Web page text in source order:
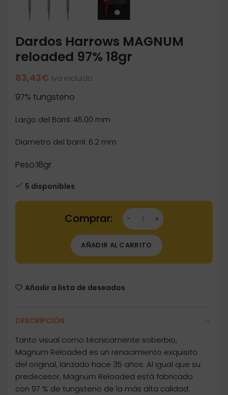
Dardos Harrows MAGNUM
reloaded 97% 18gr
83,43€ Iva incluido
97% tungsteno
Largo del Barril: 46.00 mm
Diametro del barril: 6.2 mm
Peso:18gr
5 disponibles
Dardos Harrows MAGNUM reloaded 97% 18gr
AÑADIR AL CARRITO
Añadir a lista de deseados
DESCRIPCIÓN
Tanto visual como técnicamente soberbio,
Magnum Reloaded es un renacimiento exquisito
del original, lanzado hace 35 años. Al igual que su
predecesor, Magnum Reloaded está fabricado
con 97 % de tungsteno de la más alta calidad.